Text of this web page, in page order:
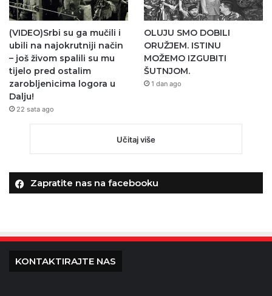
(VIDEO)Srbi su ga mučili i
ubili na najokrutniji način
– još živom spalili su mu
tijelo pred ostalim
zarobljenicima logora u
Dalju!
22 sata ago
OLUJU SMO DOBILI
ORUŽJEM. ISTINU
MOŽEMO IZGUBITI
ŠUTNJOM.
1 dan ago
Učitaj više
Zapratite nas na facebooku
KONTAKTIRAJTE NAS